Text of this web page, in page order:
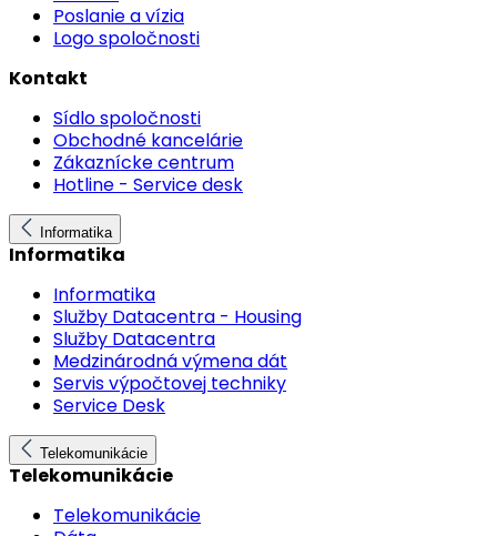
Poslanie a vízia
Logo spoločnosti
Kontakt
Sídlo spoločnosti
Obchodné kancelárie
Zákaznícke centrum
Hotline - Service desk
Informatika
Informatika
Informatika
Služby Datacentra - Housing
Služby Datacentra
Medzinárodná výmena dát
Servis výpočtovej techniky
Service Desk
Telekomunikácie
Telekomunikácie
Telekomunikácie